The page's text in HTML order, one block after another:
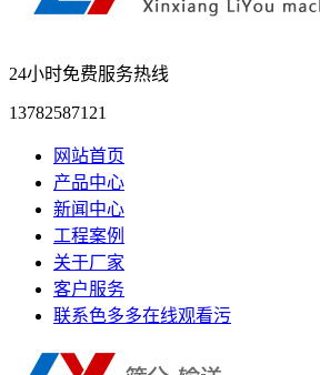
24小时免费服务热线
13782587121
网站首页
产品中心
新闻中心
工程案例
关于厂家
客户服务
联系色多多在线观看污